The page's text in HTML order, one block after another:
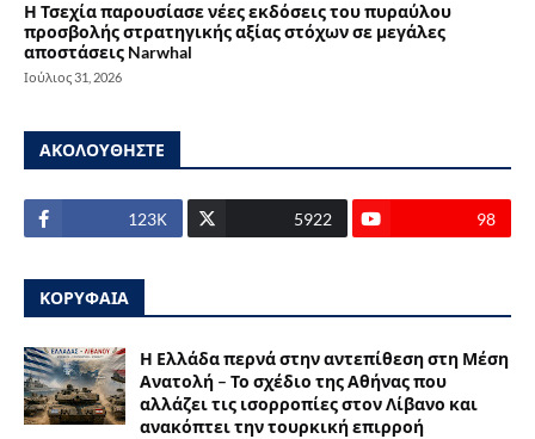
Η Τσεχία παρουσίασε νέες εκδόσεις του πυραύλου
προσβολής στρατηγικής αξίας στόχων σε μεγάλες
αποστάσεις Narwhal
Ιούλιος 31, 2026
ΑΚΟΛΟΥΘΗΣΤΕ
123Κ 5922 98
ΚΟΡΥΦΑΙΑ
Η Ελλάδα περνά στην αντεπίθεση στη Μέση
Ανατολή – Το σχέδιο της Αθήνας που
αλλάζει τις ισορροπίες στον Λίβανο και
ανακόπτει την τουρκική επιρροή